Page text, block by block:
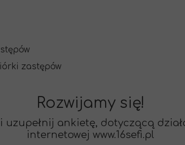
zastępów
Rozwijamy się!
i uzupełnij ankietę, dotyczącą
internetowej www.16sefi.pl